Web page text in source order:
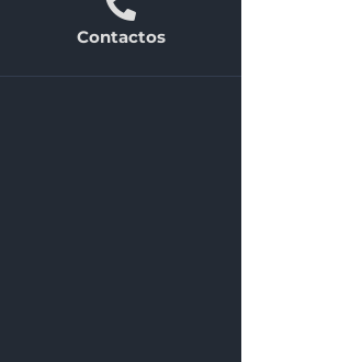
Contactos